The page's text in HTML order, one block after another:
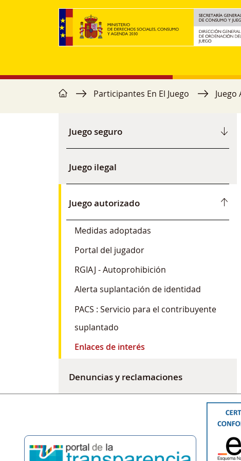
Pasar al contenido principal
Ruta de navegación
home Participantes En El Juego Juego
Juego seguro
Juego ilegal
Juego autorizado
Medidas adoptadas
Portal del jugador
RGIAJ - Autoprohibición
Alerta suplantación de identidad
PACS : Servicio para el contribuyente
suplantado
Enlaces de interés
Denuncias y reclamaciones